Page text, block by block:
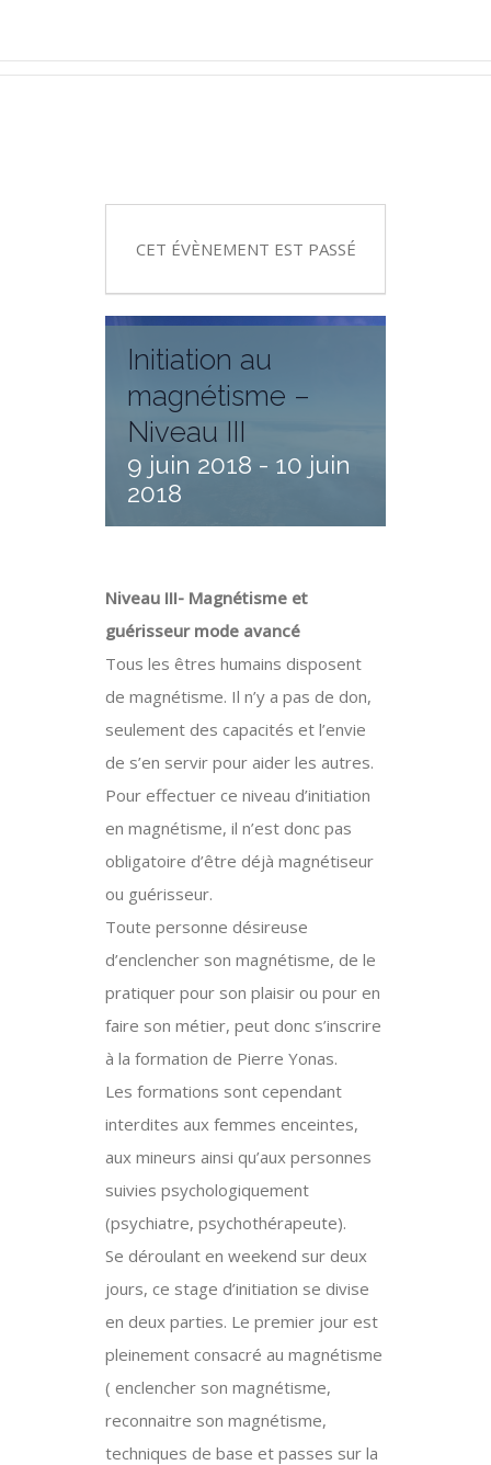
CET ÉVÈNEMENT EST PASSÉ
Initiation au
magnétisme –
Niveau III
9 juin 2018 - 10 juin
2018
Niveau III- Magnétisme et
guérisseur mode avancé
Tous les êtres humains disposent
de magnétisme. Il n’y a pas de don,
seulement des capacités et l’envie
de s’en servir pour aider les autres.
Pour effectuer ce niveau d’initiation
en magnétisme, il n’est donc pas
obligatoire d’être déjà magnétiseur
ou guérisseur.
Toute personne désireuse
d’enclencher son magnétisme, de le
pratiquer pour son plaisir ou pour en
faire son métier, peut donc s’inscrire
à la formation de Pierre Yonas.
Les formations sont cependant
interdites aux femmes enceintes,
aux mineurs ainsi qu’aux personnes
suivies psychologiquement
(psychiatre, psychothérapeute).
Se déroulant en weekend sur deux
jours, ce stage d’initiation se divise
en deux parties. Le premier jour est
pleinement consacré au magnétisme
( enclencher son magnétisme,
reconnaitre son magnétisme,
techniques de base et passes sur la